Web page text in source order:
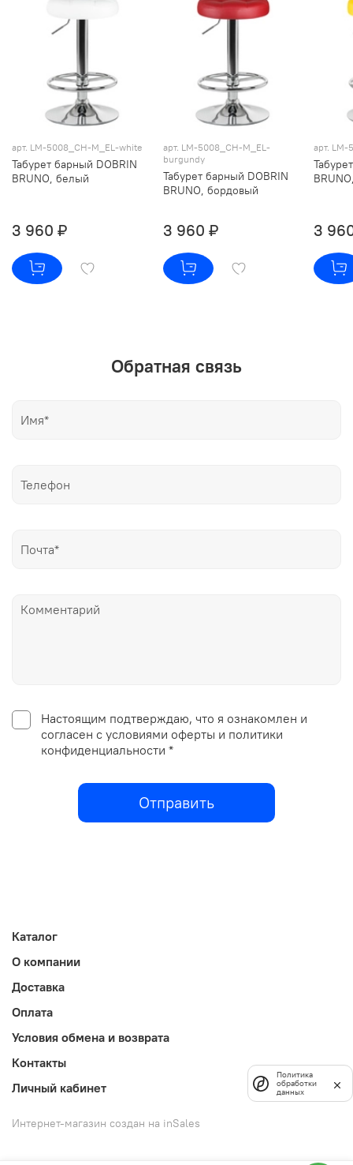
арт. LM-5008_CH-M_EL-white
Табурет барный DOBRIN
BRUNO, белый
3 960 ₽
арт. LM-5008_CH-M_EL-
burgundy
Табурет барный DOBRIN
BRUNO, бордовый
3 960 ₽
арт.
3
Обратная связь
Настоящим подтверждаю, что я ознакомлен и
согласен с условиями оферты и политики
конфиденциальности *
Отправить
Каталог
О компании
Доставка
Оплата
Условия обмена и возврата
Контакты
Личный кабинет
Интернет-магазин создан на inSales
Политика
обработки
данных